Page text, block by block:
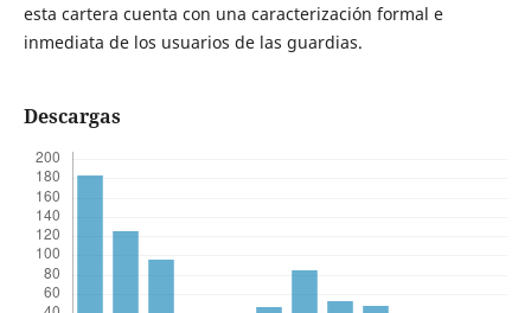
esta cartera cuenta con una caracterización formal e
inmediata de los usuarios de las guardias.
Descargas